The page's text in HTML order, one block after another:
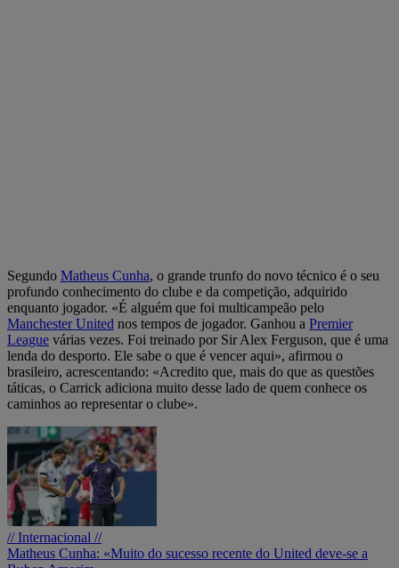
Segundo Matheus Cunha, o grande trunfo do novo técnico é o seu
profundo conhecimento do clube e da competição, adquirido
enquanto jogador. «É alguém que foi multicampeão pelo
Manchester United nos tempos de jogador. Ganhou a Premier
League várias vezes. Foi treinado por Sir Alex Ferguson, que é uma
lenda do desporto. Ele sabe o que é vencer aqui», afirmou o
brasileiro, acrescentando: «Acredito que, mais do que as questões
táticas, o Carrick adiciona muito desse lado de quem conhece os
caminhos ao representar o clube».
// Internacional //
Matheus Cunha: «Muito do sucesso recente do United deve-se a